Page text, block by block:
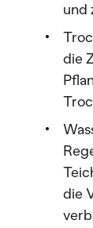
und
die
die